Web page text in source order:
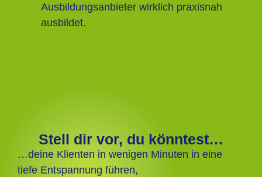
Ausbildungsanbieter wirklich praxisnah
ausbildet.
Stell dir vor, du könntest…
…deine Klienten in wenigen Minuten in eine
tiefe Entspannung führen,